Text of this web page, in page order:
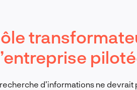
d’informations ne